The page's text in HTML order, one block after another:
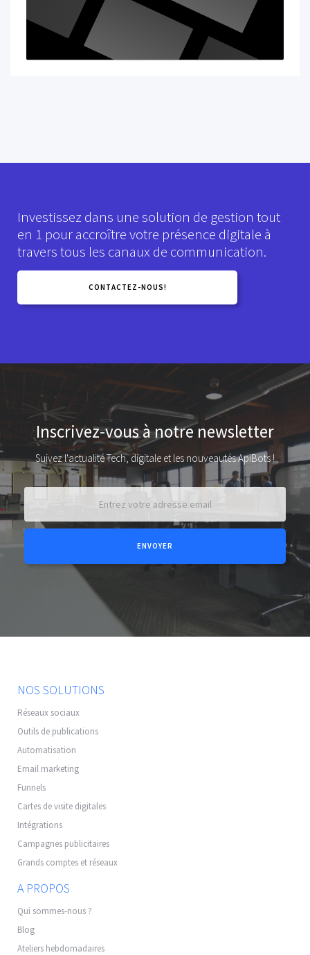
Investissez dans une solution de gestion tout
en 1 pour accroître votre présence digitale à
travers tous les canaux de communication.
CONTACTEZ-NOUS!
Inscrivez-vous à notre newsletter
Suivez l'actualité Tech, digitale et les nouveautés ApiBots !
NOS SOLUTIONS
Réseaux sociaux
Outils de publications
Automatisation
Email marketing
Funnels
Cartes de visite digitales
Intégrations
Campagnes publicitaires
Grands comptes et réseaux
A PROPOS
Qui sommes-nous ?
Blog
Ateliers hebdomadaires